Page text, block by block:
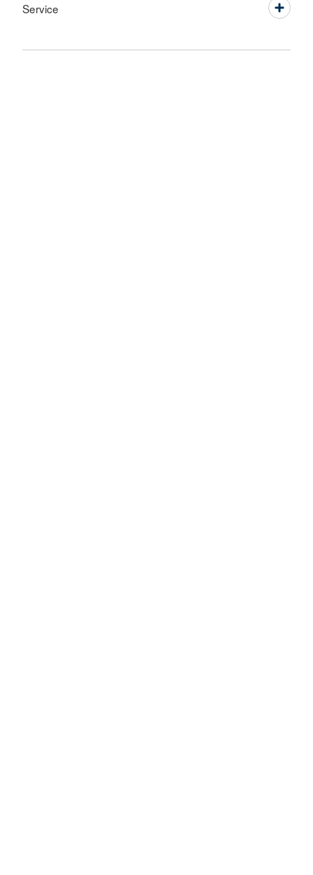
Service